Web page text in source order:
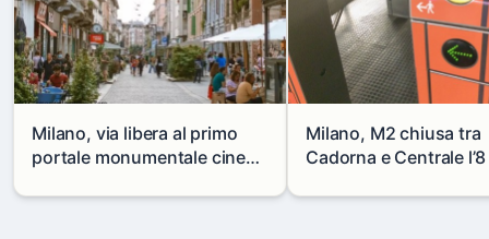
Milano, via libera al primo
portale monumentale cinese
Milano, M2 chiusa tra
Cadorna e Centrale
alternative